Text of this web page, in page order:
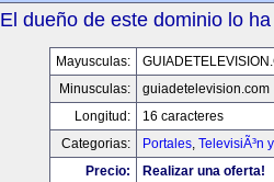
El dueño de este dominio lo
Mayusculas:
Minusculas:
guiadetelevision.com
Longitud:
16 caracteres
Categorias:
Portales, TelevisiÃ³n
Precio:
Realizar una oferta!